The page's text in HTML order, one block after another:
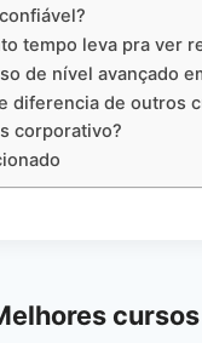
tempo leva pra ver
de nível avançado
diferencia de outros
corporativo?
cursos